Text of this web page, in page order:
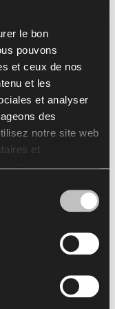
le bon
pouvons
et ceux de nos
et les
et analyser
des
notre site web
et
associer ces
de l’utilisateur
donner en
sélection ». Vous
à tout moment
Effacer la sélection